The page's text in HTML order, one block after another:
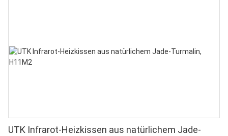
UTK Infrarot-Heizkissen aus natürlichem Jade-